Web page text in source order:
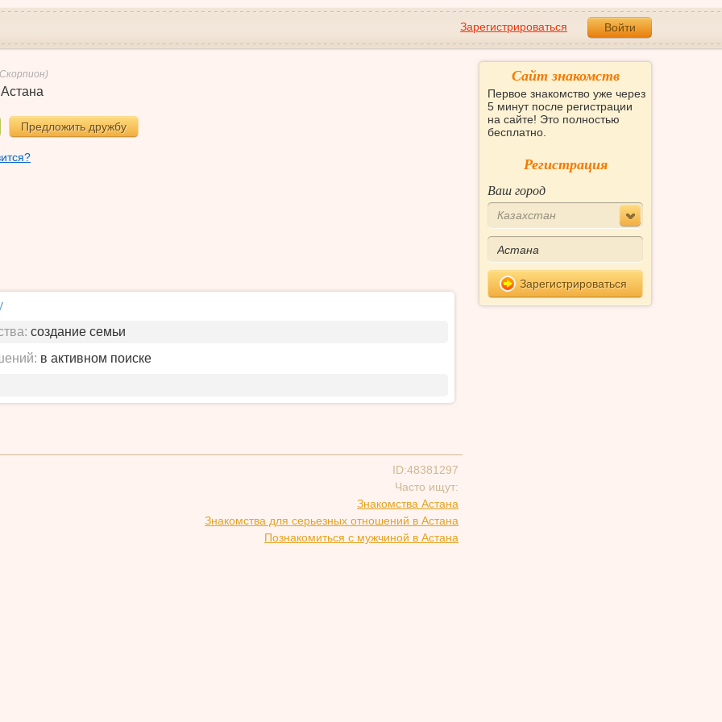
Зарегистрироваться Войти
Астана
Предложить дружбу
создание семьи
в активном поиске
ID:48381297
Часто ищут:
Знакомства Астана
Знакомства для серьезных отношений в Астана
Познакомиться с мужчиной в Астана
Сайт знакомств
Первое знакомство уже через
5 минут после регистрации
на сайте! Это полностью
бесплатно.
Регистрация
Ваш город
Казахстан
Зарегистрироваться